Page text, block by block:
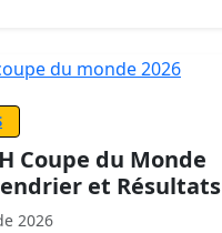
Coupe du Monde
et Résultats
2026